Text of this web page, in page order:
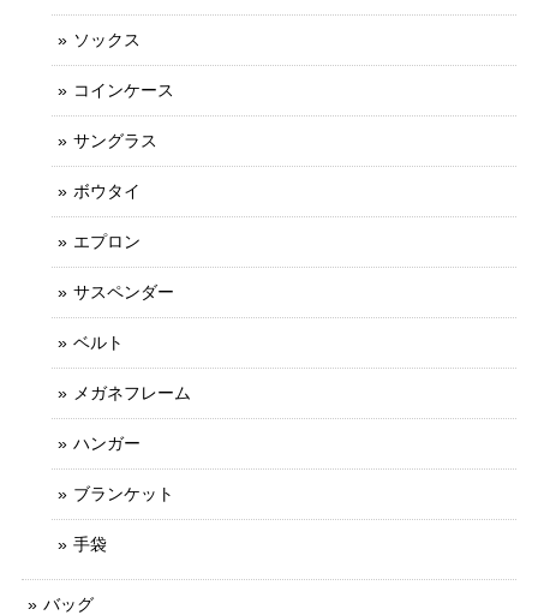
ソックス
コインケース
サングラス
ボウタイ
エプロン
サスペンダー
ベルト
メガネフレーム
ハンガー
ブランケット
手袋
バッグ